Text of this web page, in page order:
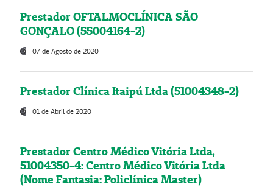
Prestador OFTALMOCLÍNICA SÃO
GONÇALO (55004164-2)
07 de Agosto de 2020
Prestador Clínica Itaipú Ltda (51004348-2)
01 de Abril de 2020
Prestador Centro Médico Vitória Ltda,
51004350-4: Centro Médico Vitória Ltda
(Nome Fantasia: Policlínica Master)